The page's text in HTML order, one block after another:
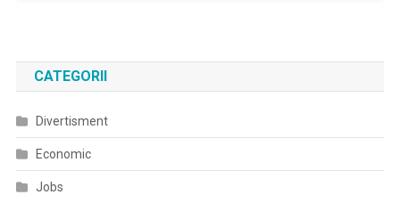
CATEGORII
Divertisment
Economic
Jobs